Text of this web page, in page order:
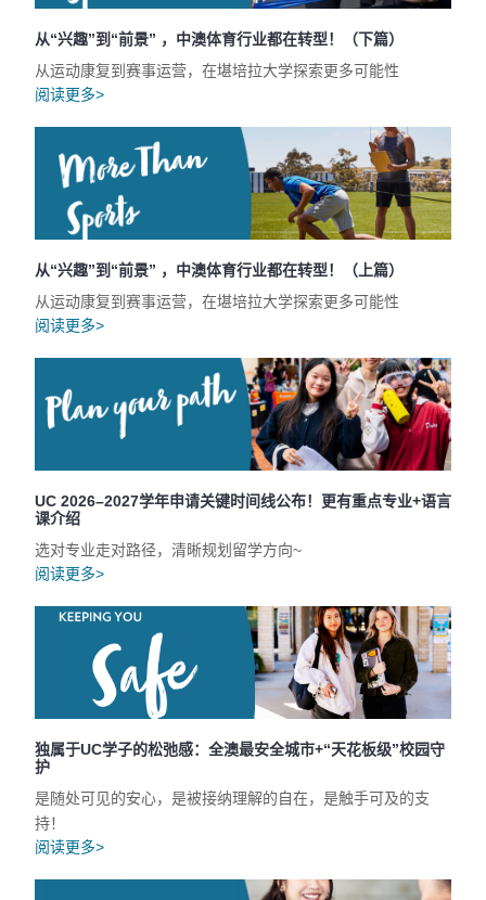
从“兴趣”到“前景” ，中澳体育行业都在转型！（下篇）
从运动康复到赛事运营，在堪培拉大学探索更多可能性
阅读更多>
从“兴趣”到“前景” ，中澳体育行业都在转型！（上篇）
从运动康复到赛事运营，在堪培拉大学探索更多可能性
阅读更多>
UC 2026–2027学年申请关键时间线公布！更有重点专业+语言
课介绍
选对专业走对路径，清晰规划留学方向~
阅读更多>
独属于UC学子的松弛感：全澳最安全城市+“天花板级”校园守
护
是随处可见的安心，是被接纳理解的自在，是触手可及的支
持！
阅读更多>